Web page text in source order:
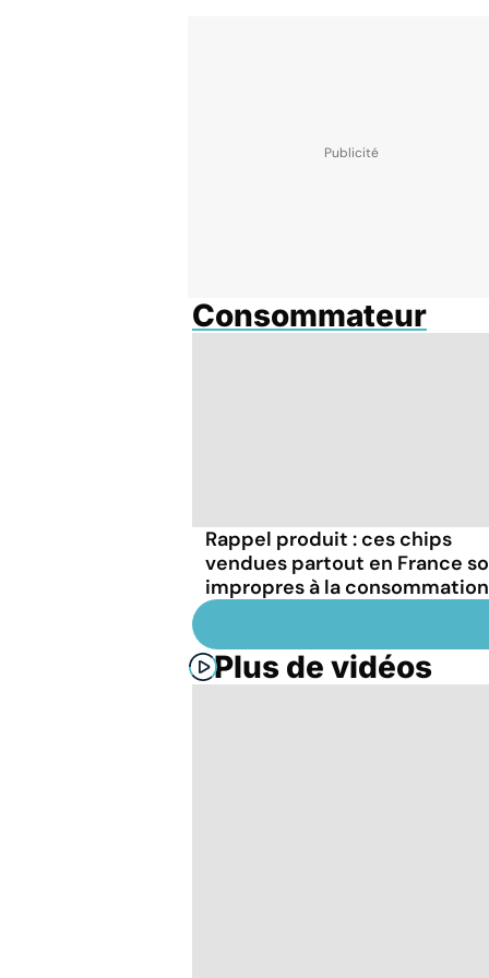
Consommateur
Rappel produit : ces chips
vendues partout en France
impropres à la consommation
Plus de vidéos